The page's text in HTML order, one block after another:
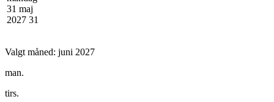
31 maj
2027 31
Valgt måned: juni 2027
man.
tirs.